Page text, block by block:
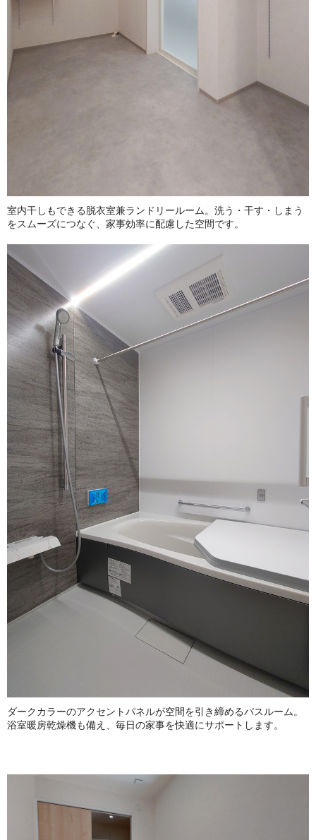
室内干しもできる脱衣室兼ランドリールーム。洗う・干す・しまう
をスムーズにつなぐ、家事効率に配慮した空間です。
ダークカラーのアクセントパネルが空間を引き締めるバスルーム。
浴室暖房乾燥機も備え、毎日の家事を快適にサポートします。